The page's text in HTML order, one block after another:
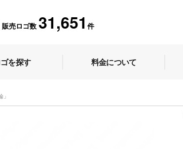
販売ロゴ数 31,651 件
を探す 料金について